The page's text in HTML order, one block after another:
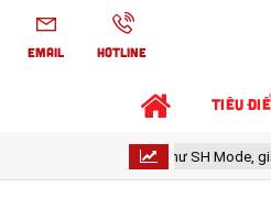
EMAIL HOTLINE
TIÊU
như SH Mode, giá chỉ 34 triệu đồng